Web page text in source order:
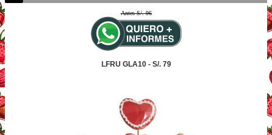
Antes S/. 96
LFRU GLA10 - S/. 79